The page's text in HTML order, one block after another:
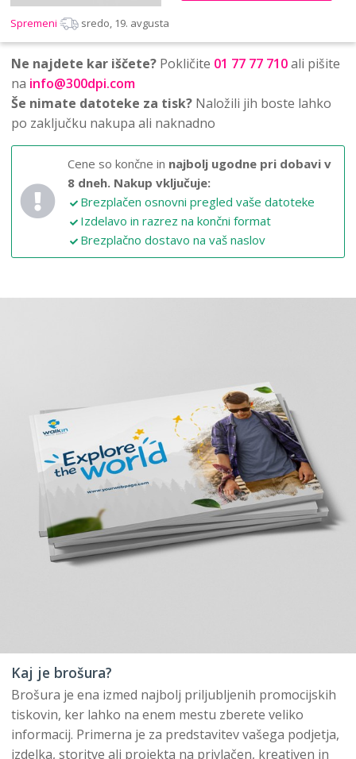
Spremeni sredo, 19. avgusta
Ne najdete kar iščete? Pokličite 01 77 77 710ali pišite
na info@300dpi.com
Še nimate datoteke za tisk? Naložili jih boste lahko
po zaključku nakupa ali naknadno
Cene so končne in najbolj ugodne pri dobavi v
8 dneh. Nakup vključuje:
Brezplačen osnovni pregled vaše datoteke
Izdelavo in razrez na končni format
Brezplačno dostavo na vaš naslov
Kaj je brošura?
Brošura je ena izmed najbolj priljubljenih promocijskih
tiskovin, ker lahko na enem mestu zberete veliko
informacij. Primerna je za predstavitev vašega podjetja,
izdelka, storitve ali projekta na privlačen, kreativen in